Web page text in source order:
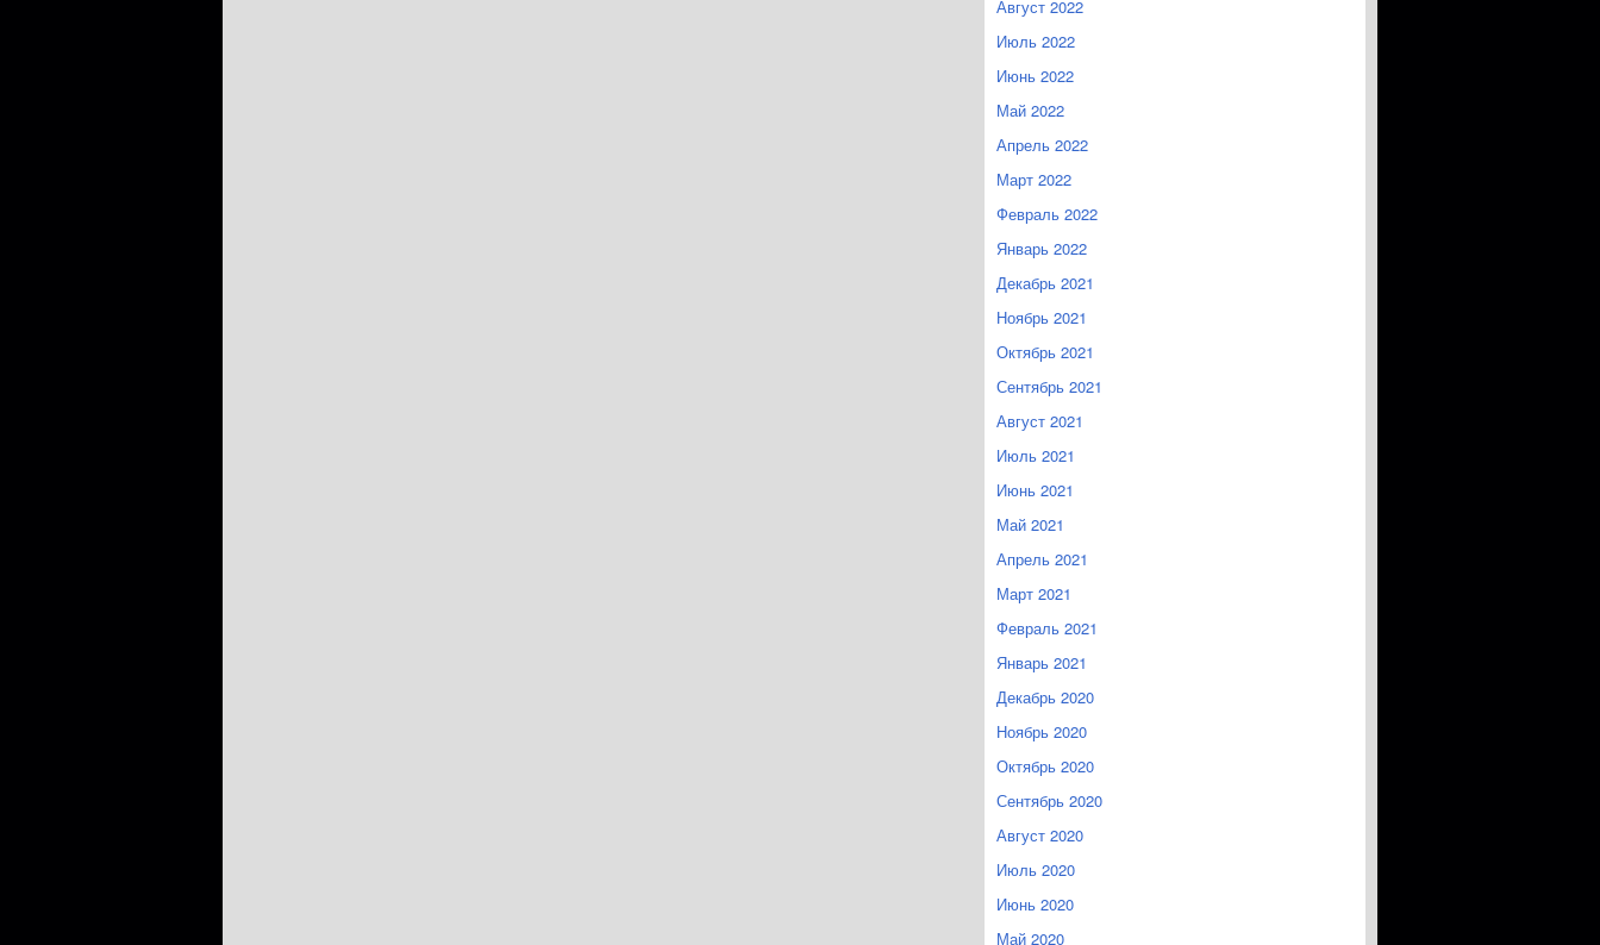
Август 2022
Июль 2022
Июнь 2022
Май 2022
Апрель 2022
Март 2022
Февраль 2022
Январь 2022
Декабрь 2021
Ноябрь 2021
Октябрь 2021
Сентябрь 2021
Август 2021
Июль 2021
Июнь 2021
Май 2021
Апрель 2021
Март 2021
Февраль 2021
Январь 2021
Декабрь 2020
Ноябрь 2020
Октябрь 2020
Сентябрь 2020
Август 2020
Июль 2020
Июнь 2020
Май 2020